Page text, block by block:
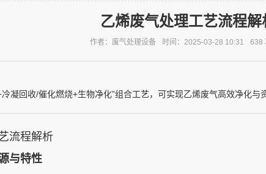
乙烯废气处理工艺流程解
作者：废气处理设备 时间：2025-03-28 10:31 638
凝回收/催化燃烧+生物净化”组合工艺，可实现乙烯废气高效净化与
流程解析
与特性